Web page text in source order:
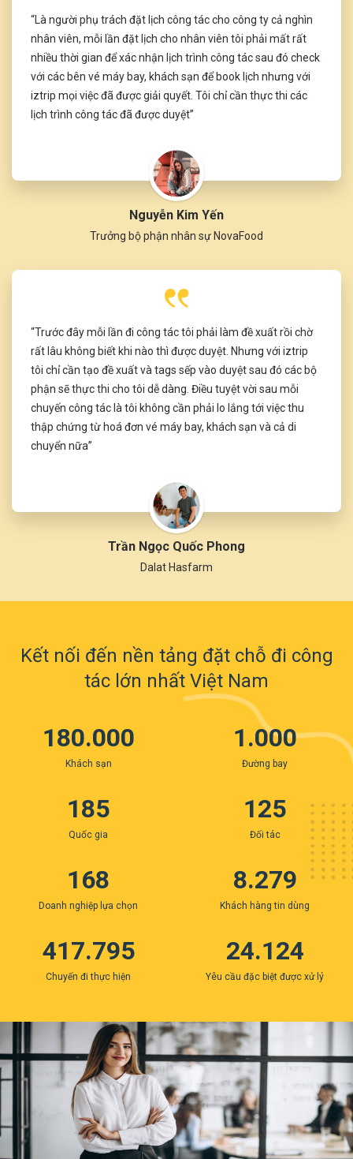
“Là người phụ trách đặt lịch công tác cho công ty cả nghìn
nhân viên, mỗi lần đặt lịch cho nhân viên tôi phải mất rất
nhiều thời gian để xác nhận lịch trình công tác sau đó check
với các bên vé máy bay, khách sạn để book lịch nhưng với
iztrip mọi việc đã được giải quyết. Tôi chỉ cần thực thi các
lịch trình công tác đã được duyệt”
Nguyễn Kim Yến
Trưởng bộ phận nhân sự NovaFood
“Trước đây mỗi lần đi công tác tôi phải làm đề xuất rồi chờ
rất lâu không biết khi nào thì được duyệt. Nhưng với iztrip
tôi chỉ cần tạo đề xuất và tags sếp vào duyệt sau đó các bộ
phận sẽ thực thi cho tôi dễ dàng. Điều tuyệt vời sau mỗi
chuyến công tác là tôi không cần phải lo lắng tới việc thu
thập chứng từ hoá đơn vé máy bay, khách sạn và cả di
chuyển nữa”
Trần Ngọc Quốc Phong
Dalat Hasfarm
Kết nối đến nền tảng đặt chỗ đi công
tác lớn nhất Việt Nam
180.000
Khách sạn
1.000
Đường bay
185
Quốc gia
125
Đối tác
168
Doanh nghiệp lựa chọn
8.279
Khách hàng tin dùng
417.795
Chuyến đi thực hiện
24.124
Yêu cầu đặc biệt được xử lý